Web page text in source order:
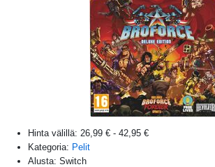
Hinta välillä: 26,99 € - 42,95 €
Kategoria: Pelit
Alusta: Switch